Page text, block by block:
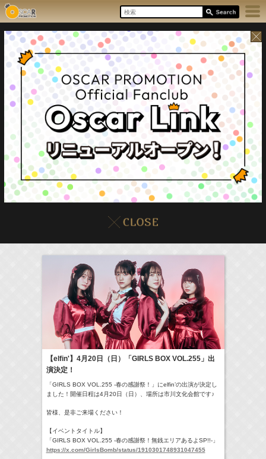
本日の出演情報 8/8(Sat) イベント
(Radio)
18:30-18:56
TV) 一泊家族 河北麻友子
19:30-19:45
(Radio) 宮﨑香蓮の聴いてみらんね！ 宮﨑香蓮
21:00 -21:30
(Radio) 藤田ニコルのニコニチ 藤田ニコル
【elfin'】4月20日（日）「GIRLS BOX VOL.255」出
演決定！
「GIRLS BOX VOL.255 -春の感謝祭！」にelfin’の出演が決定し
ました！開催日程は4月20日（日）、場所は市川文化会館です♪
皆様、是非ご来場ください！
【イベントタイトル】
「GIRLS BOX VOL.255 -春の感謝祭！無銭エリアあるよSP!!-」
https://x.com/GirlsBomb/status/1910301748931047455